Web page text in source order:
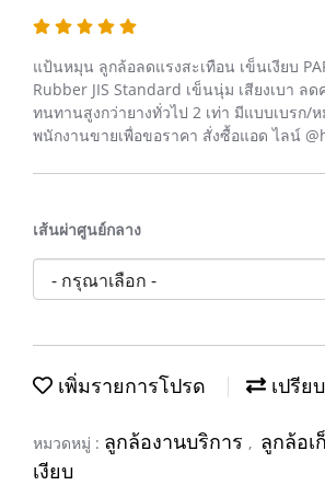
แป้นหมุน ลูกล้อลดแรงสะเทือน เข็นเงียบ
Rubber JIS Standard เข็นนุ่ม เสียงเบา ล
ทนทานสูงกว่ายางทั่วไป 2 เท่า มีแบบเบร
พนักงานขายเพื่อขอราคา สั่งซื้อแอด ไลน์
เส้นผ่าศูนย์กลาง
เพิ่มรายการโปรด เปรีย
หมวดหมู่ : ลูกล้องานบริการ , ลูกล้อเ
เงียบ